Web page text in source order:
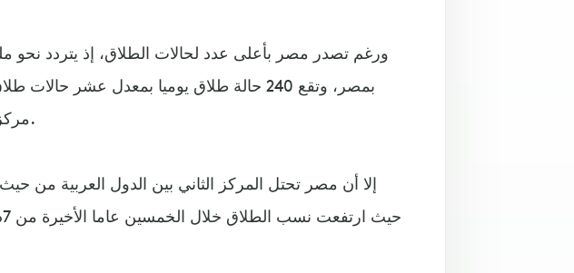
ورغم تصدر مصر بأعلى عدد لحالات الطلاق، إذ يتردد نحو
بمصر، وتقع 240 حالة طلاق يوميا بمعدل
مركز معلومات مجلس الوزراء المصري.
إلا أن مصر تحتل المركز الثاني بين الدول العربية من